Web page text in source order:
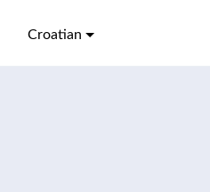
Croatian